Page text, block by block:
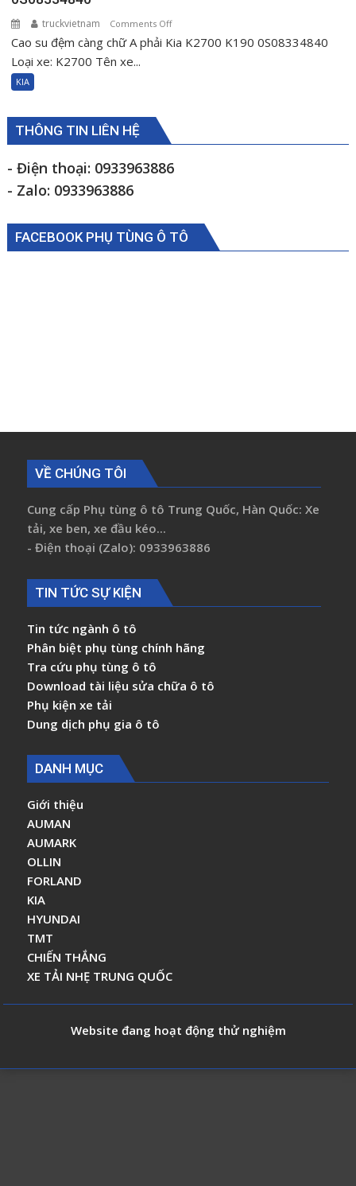
truckvietnam Comments Offon
Cao
phải
Kia
Cao su đệm càng chữ A phải Kia K2700 K190 0S08334840
Loại xe: K2700 Tên xe...
KIA
THÔNG TIN LIÊN HỆ
- Điện thoại: 0933963886
- Zalo: 0933963886
FACEBOOK PHỤ TÙNG Ô TÔ
VỀ CHÚNG TÔI
Cung cấp Phụ tùng ô tô Trung Quốc, Hàn Quốc: Xe
tải, xe ben, xe đầu kéo...
- Điện thoại (Zalo): 0933963886
TIN TỨC SỰ KIỆN
Tin tức ngành ô tô
Phân biệt phụ tùng chính hãng
Tra cứu phụ tùng ô tô
Download tài liệu sửa chữa ô tô
Phụ kiện xe tải
Dung dịch phụ gia ô tô
DANH MỤC
Giới thiệu
AUMAN
AUMARK
OLLIN
FORLAND
KIA
HYUNDAI
TMT
CHIẾN THẮNG
XE TẢI NHẸ TRUNG QUỐC
Website đang hoạt động thử nghiệm